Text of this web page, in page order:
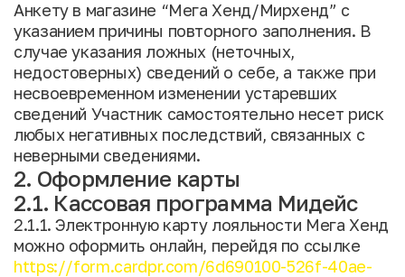
Анкету в магазине “Мега Хенд/Мирхенд” с
указанием причины повторного заполнения. В
случае указания ложных (неточных,
недостоверных) сведений о себе, а также при
несвоевременном изменении устаревших
сведений Участник самостоятельно несет риск
любых негативных последствий, связанных с
неверными сведениями.
2. Оформление карты
2.1. Кассовая программа Мидейс
2.1.1. Электронную карту лояльности Мега Хенд
можно оформить онлайн, перейдя по ссылке
https://form.cardpr.com/6d690100-526f-40ae-